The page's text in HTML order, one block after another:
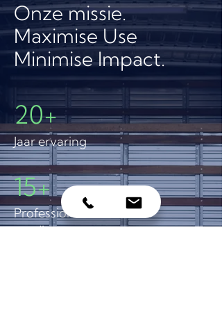
Onze missie.
Maximise Use
Minimise Impact.
20+
Jaar ervaring
15+
Professionals tot
uw dienst